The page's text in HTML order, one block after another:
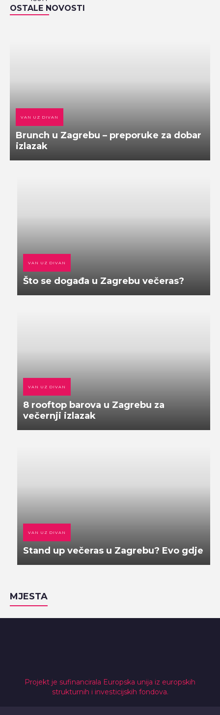
OSTALE NOVOSTI
VAN UZ DIVAN
Brunch u Zagrebu – preporuke za dobar
izlazak
VAN UZ DIVAN
Što se događa u Zagrebu večeras?
VAN UZ DIVAN
8 rooftop barova u Zagrebu za
večernji izlazak
VAN UZ DIVAN
Stand up večeras u Zagrebu? Evo gdje
MJESTA
Projekt je sufinancirala Europska unija iz europskih
strukturnih i investicijskih fondova.